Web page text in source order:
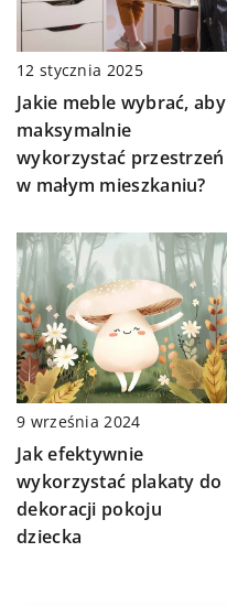
12 stycznia 2025
Jakie meble wybrać, aby
maksymalnie
wykorzystać przestrzeń
w małym mieszkaniu?
9 września 2024
Jak efektywnie
wykorzystać plakaty do
dekoracji pokoju
dziecka